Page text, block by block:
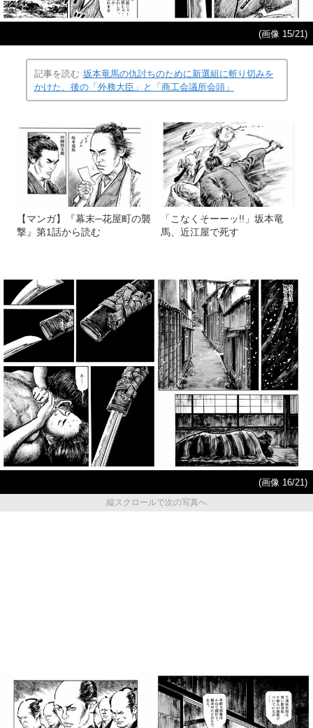
(画像 15/21)
記事を読む 坂本竜馬の仇討ちのために新選組に斬り切みを
かけた、後の「外務大臣」と「商工会議所会頭」
【マンガ】『幕末─花屋町の襲
撃』第1話から読む
「こなくそーーッ!!」坂本竜
馬、近江屋で死す
(画像 16/21)
縦スクロールで次の写真へ